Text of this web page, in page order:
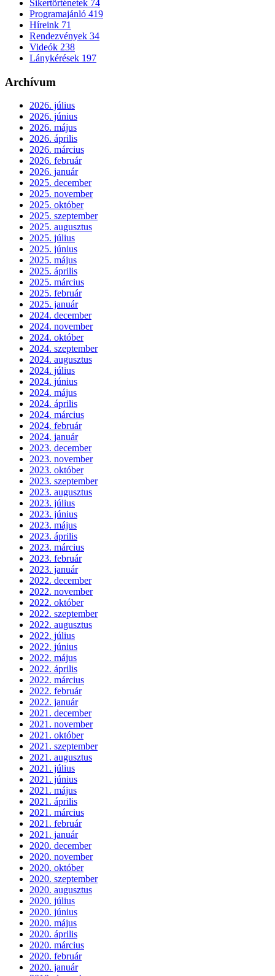
Sikertörténetek 74
Programajánló 419
Híreink 71
Rendezvények 34
Videók 238
Lánykérések 197
Archívum
2026. július
2026. június
2026. május
2026. április
2026. március
2026. február
2026. január
2025. december
2025. november
2025. október
2025. szeptember
2025. augusztus
2025. július
2025. június
2025. május
2025. április
2025. március
2025. február
2025. január
2024. december
2024. november
2024. október
2024. szeptember
2024. augusztus
2024. július
2024. június
2024. május
2024. április
2024. március
2024. február
2024. január
2023. december
2023. november
2023. október
2023. szeptember
2023. augusztus
2023. július
2023. június
2023. május
2023. április
2023. március
2023. február
2023. január
2022. december
2022. november
2022. október
2022. szeptember
2022. augusztus
2022. július
2022. június
2022. május
2022. április
2022. március
2022. február
2022. január
2021. december
2021. november
2021. október
2021. szeptember
2021. augusztus
2021. július
2021. június
2021. május
2021. április
2021. március
2021. február
2021. január
2020. december
2020. november
2020. október
2020. szeptember
2020. augusztus
2020. július
2020. június
2020. május
2020. április
2020. március
2020. február
2020. január